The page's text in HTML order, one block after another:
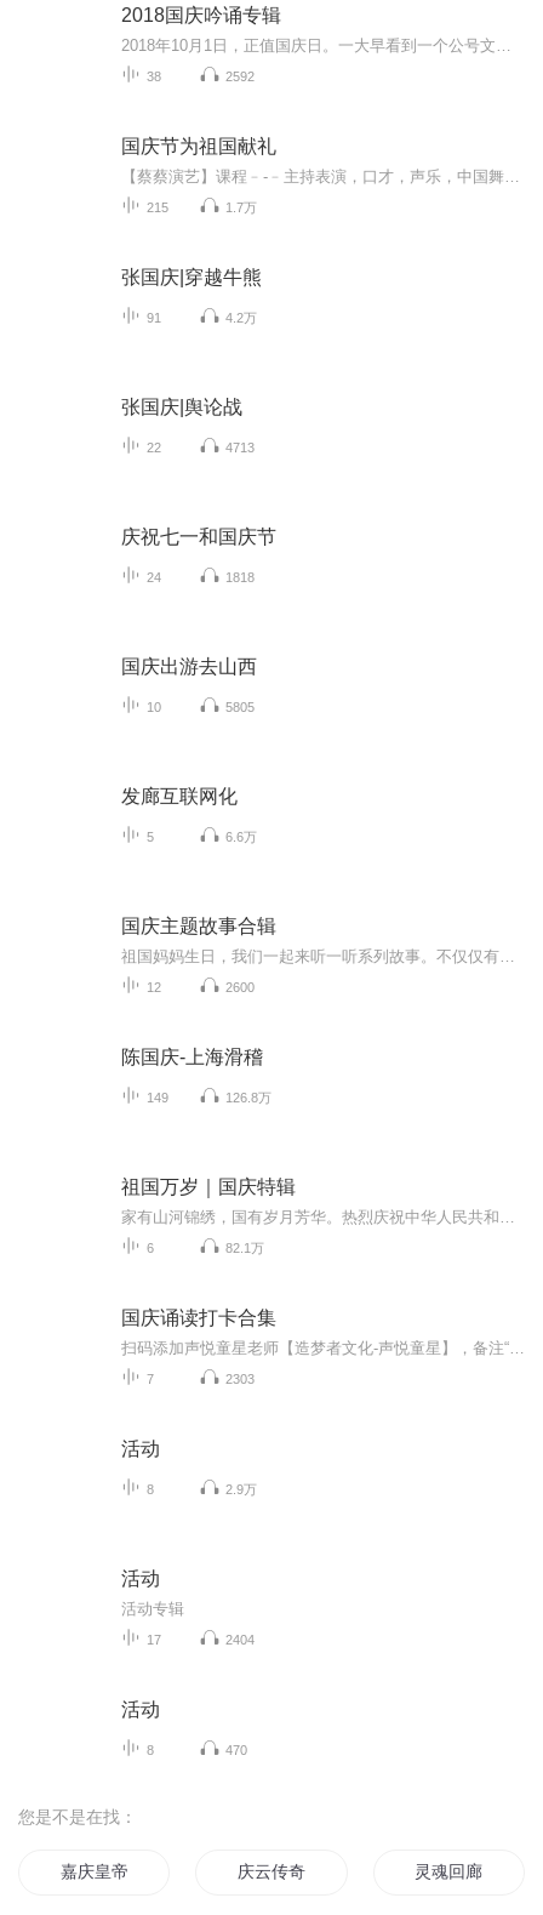
2018国庆吟诵专辑
38 2592
国庆节为祖国献礼
215 1.7万
张国庆|穿越牛熊
91 4.2万
张国庆|舆论战
22 4713
庆祝七一和国庆节
24 1818
国庆出游去山西
10 5805
发廊互联网化
5 6.6万
国庆主题故事合辑
12 2600
陈国庆-上海滑稽
149 126.8万
祖国万岁｜国庆特辑
6 82.1万
国庆诵读打卡合集
7 2303
活动
8 2.9万
活动
活动专辑
17 2404
活动
8 470
您是不是在找：
嘉庆皇帝 庆云传奇 灵魂回廊